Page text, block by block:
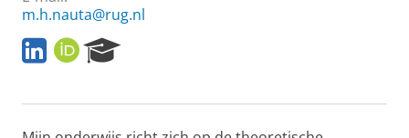
m.h.nauta@rug.nl
L
i
k
O
R
I
e